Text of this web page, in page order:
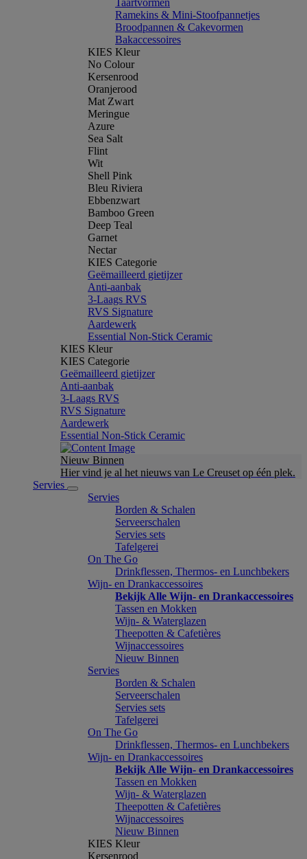
Taartvormen
Ramekins & Mini-Stoofpannetjes
Broodpannen & Cakevormen
Bakaccessoires
KIES Kleur
No Colour
Kersenrood
Oranjerood
Mat Zwart
Meringue
Azure
Sea Salt
Flint
Wit
Shell Pink
Bleu Riviera
Ebbenzwart
Bamboo Green
Deep Teal
Garnet
Nectar
KIES Categorie
Geëmailleerd gietijzer
Anti-aanbak
3-Laags RVS
RVS Signature
Aardewerk
Essential Non-Stick Ceramic
KIES Kleur
KIES Categorie
Geëmailleerd gietijzer
Anti-aanbak
3-Laags RVS
RVS Signature
Aardewerk
Essential Non-Stick Ceramic
Nieuw Binnen
Hier vind je al het nieuws van Le Creuset op één plek.
Servies
Servies
Borden & Schalen
Serveerschalen
Servies sets
Tafelgerei
On The Go
Drinkflessen, Thermos- en Lunchbekers
Wijn- en Drankaccessoires
Bekijk Alle Wijn- en Drankaccessoires
Tassen en Mokken
Wijn- & Waterglazen
Theepotten & Cafetières
Wijnaccessoires
Nieuw Binnen
Servies
Borden & Schalen
Serveerschalen
Servies sets
Tafelgerei
On The Go
Drinkflessen, Thermos- en Lunchbekers
Wijn- en Drankaccessoires
Bekijk Alle Wijn- en Drankaccessoires
Tassen en Mokken
Wijn- & Waterglazen
Theepotten & Cafetières
Wijnaccessoires
Nieuw Binnen
KIES Kleur
Kersenrood